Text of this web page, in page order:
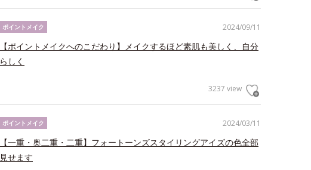
2024/09/11
ポイントメイク
【ポイントメイクへのこだわり】メイクするほど素肌も美しく、自分
らしく
3237 view
2024/03/11
ポイントメイク
【一重・奥二重・二重】フォートーンズスタイリングアイズの色全部
見せます